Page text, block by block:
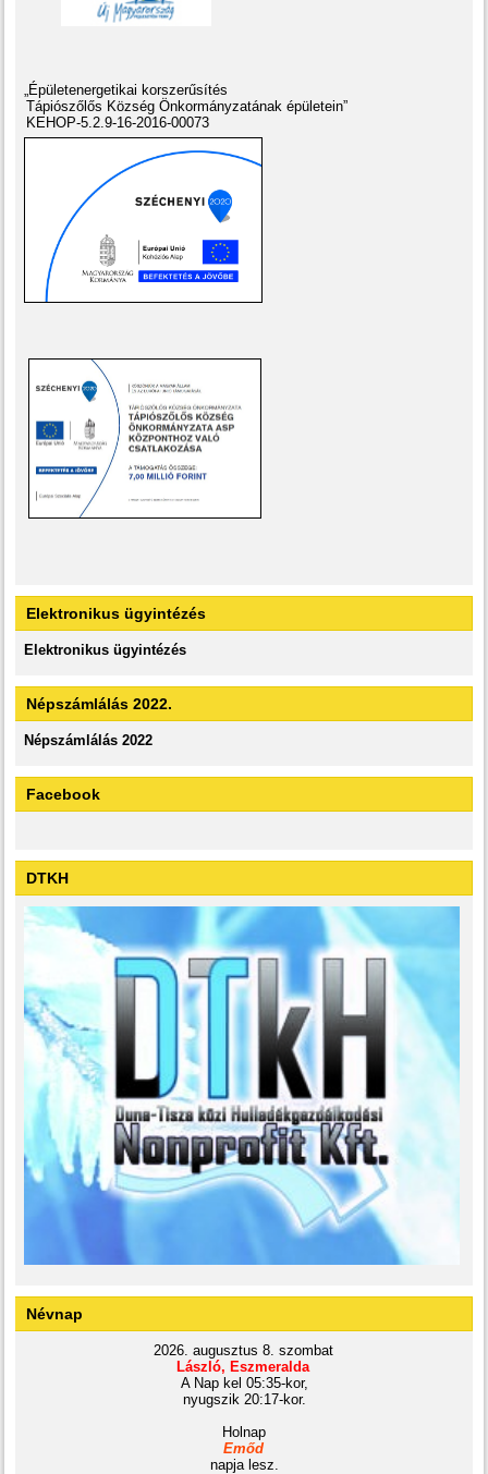
„Épületenergetikai korszerűsítés
Tápiószőlős Község Önkormányzatának épületein”
KEHOP-5.2.9-16-2016-00073
Elektronikus ügyintézés
Elektronikus ügyintézés
Népszámlálás 2022.
Népszámlálás 2022
Facebook
DTKH
Névnap
2026. augusztus 8. szombat
László, Eszmeralda
A Nap kel 05:35-kor,
nyugszik 20:17-kor.
Holnap
Emőd
napja lesz.